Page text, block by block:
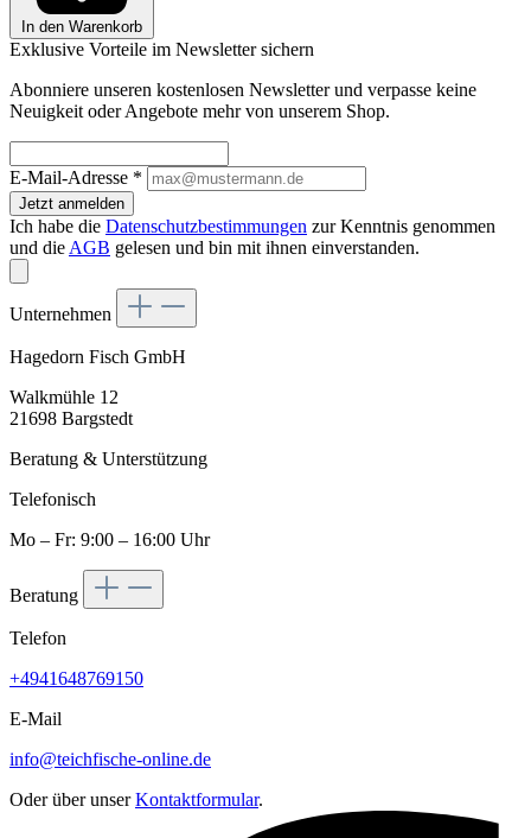
In den Warenkorb
Exklusive Vorteile im Newsletter sichern
Abonniere unseren kostenlosen Newsletter und verpasse keine
Neuigkeit oder Angebote mehr von unserem Shop.
E-Mail-Adresse *
Jetzt anmelden
Ich habe die Datenschutzbestimmungen zur Kenntnis genommen
und die AGB gelesen und bin mit ihnen einverstanden.
Unternehmen
Hagedorn Fisch GmbH
Walkmühle 12
21698 Bargstedt
Beratung & Unterstützung
Telefonisch
Mo – Fr: 9:00 – 16:00 Uhr
Beratung
Telefon
+4941648769150
E-Mail
info@teichfische-online.de
Oder über unserKontaktformular.